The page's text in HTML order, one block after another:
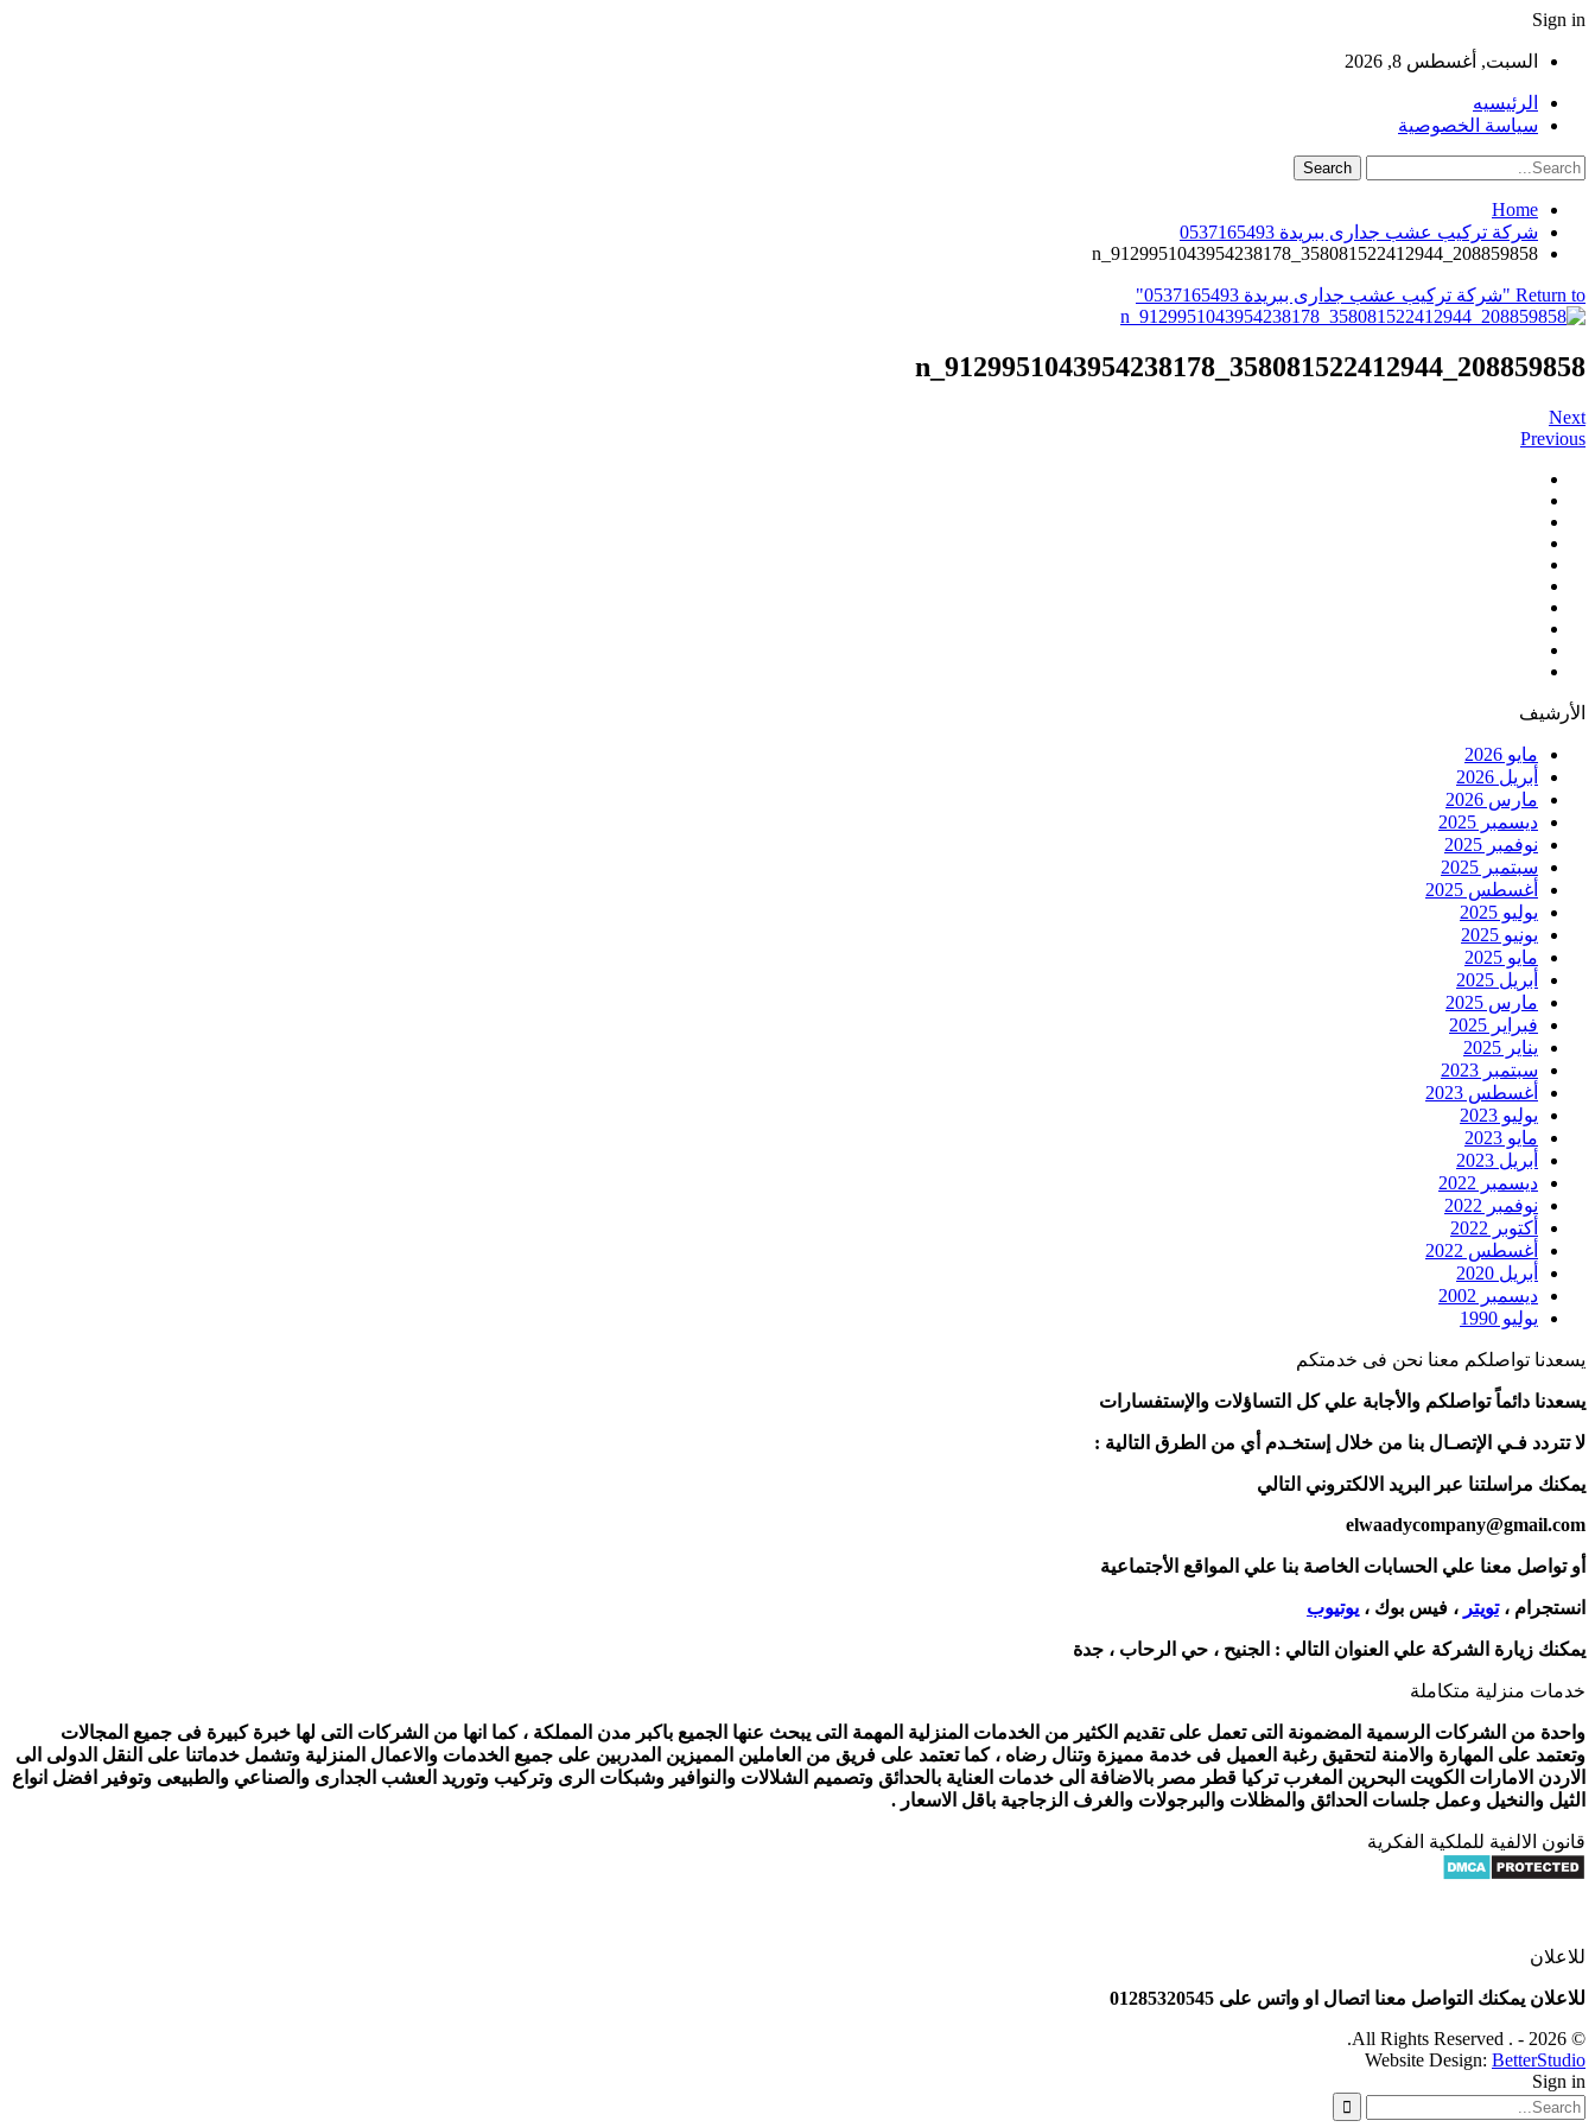
Sign in
السبت, أغسطس 8, 2026
الرئيسيه
سياسة الخصوصية
Home
شركة تركيب عشب جدارى ببريدة 0537165493
208859858_358081522412944_9129951043954238178_n
Return to "شركة تركيب عشب جدارى ببريدة 0537165493"
208859858_358081522412944_9129951043954238178_n
Next
Previous
الأرشيف
مايو 2026
أبريل 2026
مارس 2026
ديسمبر 2025
نوفمبر 2025
سبتمبر 2025
أغسطس 2025
يوليو 2025
يونيو 2025
مايو 2025
أبريل 2025
مارس 2025
فبراير 2025
يناير 2025
سبتمبر 2023
أغسطس 2023
يوليو 2023
مايو 2023
أبريل 2023
ديسمبر 2022
نوفمبر 2022
أكتوبر 2022
أغسطس 2022
أبريل 2020
ديسمبر 2002
يوليو 1990
يسعدنا تواصلكم معنا نحن فى خدمتكم
يسعدنا دائماً تواصلكم والأجابة علي كل التساؤلات والإستفسارات
لا تتردد فـي الإتصـال بنا من خلال إستخـدم أي من الطرق التالية :
يمكنك مراسلتنا عبر البريد الالكتروني التالي
elwaadycompany@gmail.com
أو تواصل معنا علي الحسابات الخاصة بنا علي المواقع الأجتماعية
انستجرام ،تويتر ، فيس بوك ، يوتيوب
يمكنك زيارة الشركة علي العنوان التالي : الجنيح ، حي الرحاب ، جدة
خدمات منزلية متكاملة
واحدة من الشركات الرسمية المضمونة التى تعمل على تقديم الكثير من الخدمات المنزلية المهمة التى يبحث عنها الجميع باكبر مدن المملكة ، كما انها من الشركات التى لها خبرة كبيرة فى جميع المجالات
وتعتمد على المهارة والامنة لتحقيق رغبة العميل فى خدمة مميزة وتنال رضاه ، كما تعتمد على فريق من العاملين المميزين المدربين على جميع الخدمات والاعمال المنزلية وتشمل خدماتنا على النقل الدولى الى
الاردن الامارات الكويت البحرين المغرب تركيا قطر مصر بالاضافة الى خدمات العناية بالحدائق وتصميم الشلالات والنوافير وشبكات الرى وتركيب وتوريد العشب الجدارى والصناعي والطبيعى وتوفير افضل انواع
الثيل والنخيل وعمل جلسات الحدائق والمظلات والبرجولات والغرف الزجاجية باقل الاسعار .
قانون الالفية للملكية الفكرية
للاعلان
للاعلان يمكنك التواصل معنا اتصال او واتس على 01285320545
© 2026 - . All Rights Reserved.
Website Design: BetterStudio
Sign in